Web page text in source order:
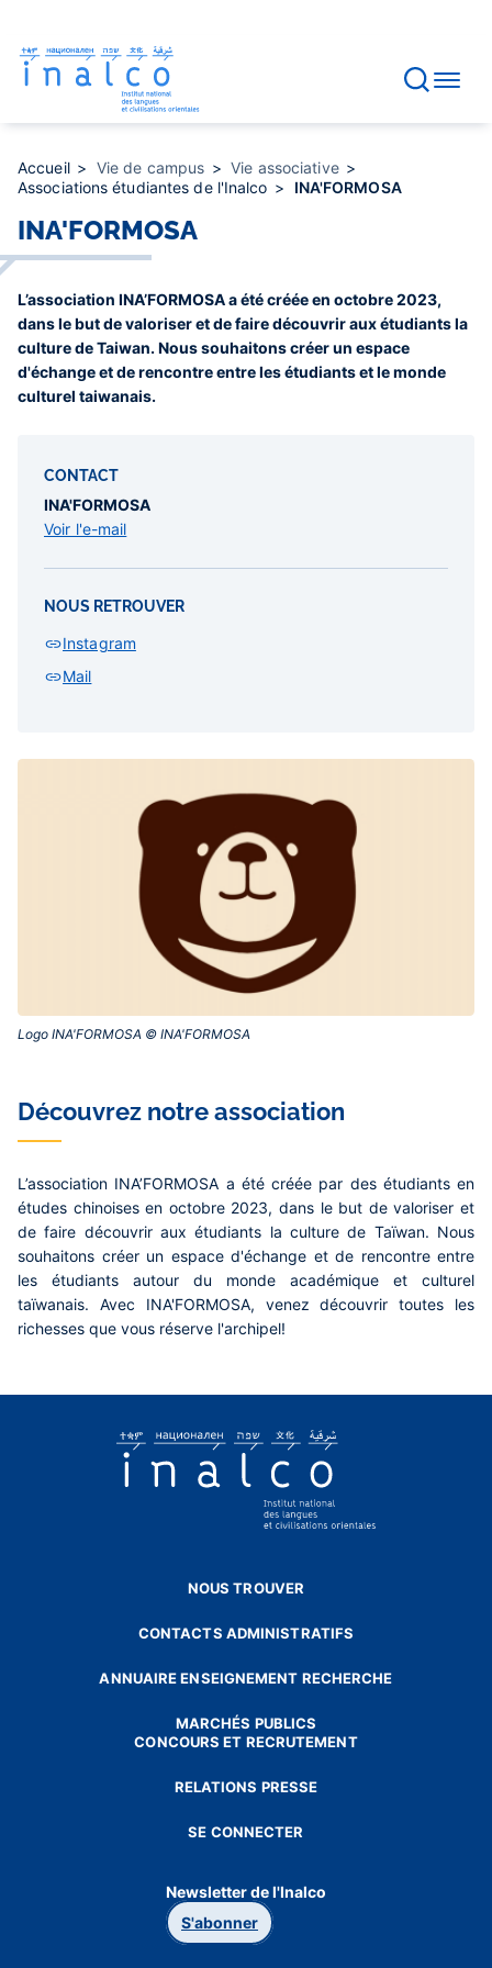
contenu
principal
Accueil Vie de campus
Vie associative
Associations étudiantes de l'Inalco
INA'FORMOSA
INA'FORMOSA
L’association INA’FORMOSA a été créée en octobre 2023,
dans le but de valoriser et de faire découvrir aux étudiants la
culture de Taiwan. Nous souhaitons créer un espace
d'échange et de rencontre entre les étudiants et le monde
culturel taiwanais.
CONTACT
INA'FORMOSA
Voir l'e-mail
NOUS RETROUVER
Instagram
Mail
Logo INA'FORMOSA © INA'FORMOSA‎
Découvrez notre association
L’association INA’FORMOSA a été créée par des étudiants en
études chinoises en octobre 2023, dans le but de valoriser et
de faire découvrir aux étudiants la culture de Taïwan. Nous
souhaitons créer un espace d'échange et de rencontre entre
les étudiants autour du monde académique et culturel
taïwanais. Avec INA'FORMOSA, venez découvrir toutes les
richesses que vous réserve l'archipel!
NOUS TROUVER
CONTACTS ADMINISTRATIFS
ANNUAIRE ENSEIGNEMENT RECHERCHE
MARCHÉS PUBLICS
CONCOURS ET RECRUTEMENT
RELATIONS PRESSE
SE CONNECTER
Newsletter de l'Inalco
S'abonner